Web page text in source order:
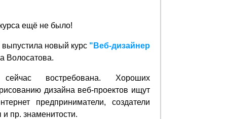
ещё не было!
выпустила новый курс "Веб-дизайнер
Волосатова.
востребована. Хороших
дизайна веб-проектов ищут
предприниматели, создатели
пр. знаменитости.